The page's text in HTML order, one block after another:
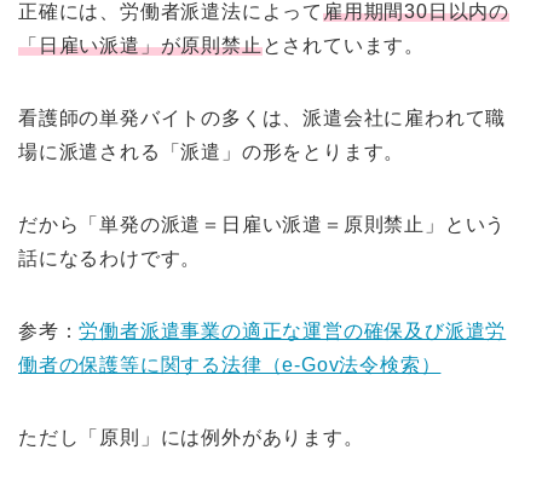
正確には、労働者派遣法によって雇用期間30日以内の
「日雇い派遣」が原則禁止とされています。
看護師の単発バイトの多くは、派遣会社に雇われて職
場に派遣される「派遣」の形をとります。
だから「単発の派遣＝日雇い派遣＝原則禁止」という
話になるわけです。
参考：労働者派遣事業の適正な運営の確保及び派遣労
働者の保護等に関する法律（e-Gov法令検索）
ただし「原則」には例外があります。